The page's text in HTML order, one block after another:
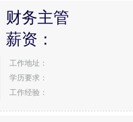
财务主管
薪资：
工作地址：
学历要求：
工作经验：